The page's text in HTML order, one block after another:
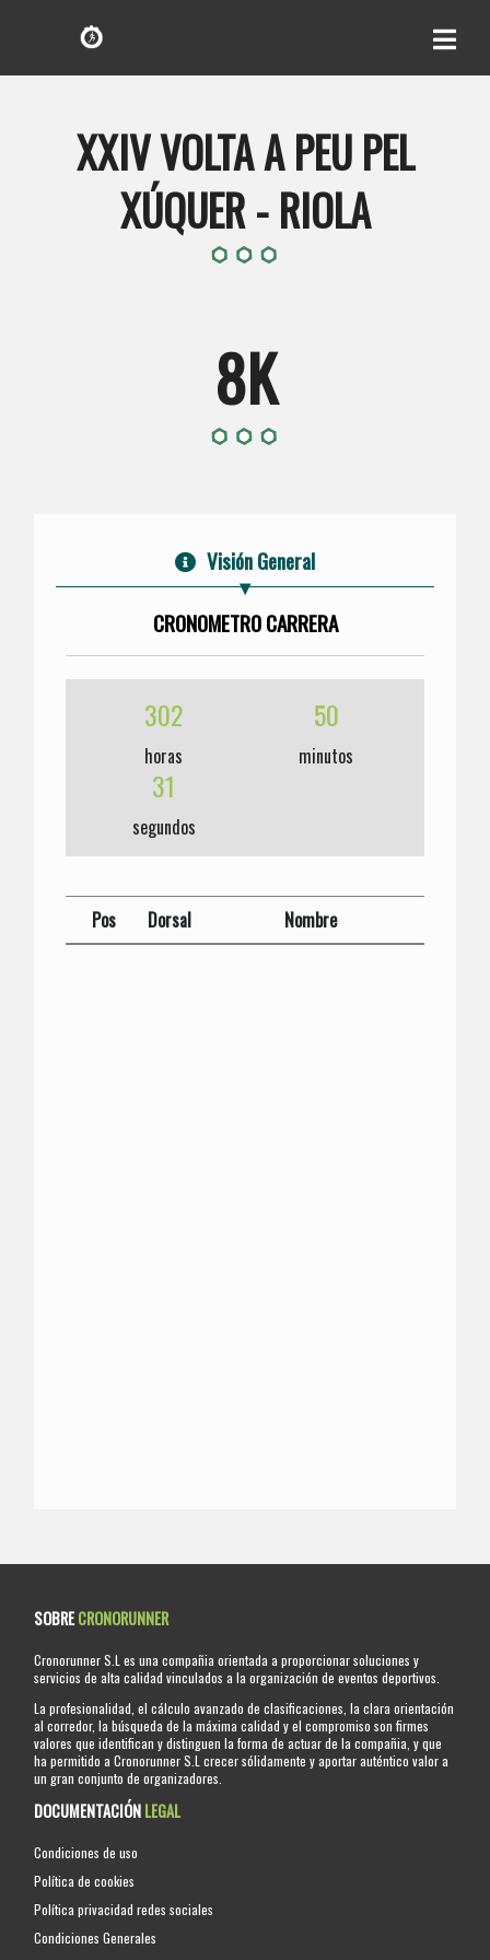
XXIV VOLTA A PEU PEL
XÚQUER - RIOLA
8K
Visión General
CRONOMETRO CARRERA
302
horas
50
minutos
31
segundos
Pos Dorsal Nombre
SOBRECRONORUNNER
Cronorunner S.L es una compañia orientada a proporcionar soluciones y
servicios de alta calidad vinculados a la organización de eventos deportivos.
La profesionalidad, el cálculo avanzado de clasificaciones, la clara orientación
al corredor, la búsqueda de la máxima calidad y el compromiso son firmes
valores que identifican y distinguen la forma de actuar de la compañia, y que
ha permitido a Cronorunner S.L crecer sólidamente y aportar auténtico valor a
un gran conjunto de organizadores.
DOCUMENTACIÓNLEGAL
Condiciones de uso
Política de cookies
Política privacidad redes sociales
Condiciones Generales